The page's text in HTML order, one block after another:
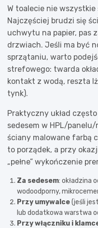
W toalecie nie
Najczęściej brudzi się
uchwytu na papier, pas
drzwiach. Jeśli ma być
sprzątaniu, warto
strefowego: twarda
kontakt z wodą, reszta
tynk).
Praktyczny układ
sedesem w HPL/panelu/
ściany malowane farbą
to porządek, a przy
„pełne” wykończenie
Za sedesem: okładzina
wodoodporny,
Przy umywalce(jeśli
lub dodatkowa warstwa
Przy włączniku i